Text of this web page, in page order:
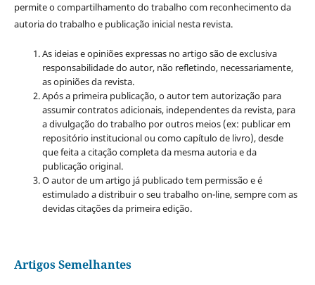
permite o compartilhamento do trabalho com reconhecimento da
autoria do trabalho e publicação inicial nesta revista.
As ideias e opiniões expressas no artigo são de exclusiva
responsabilidade do autor, não refletindo, necessariamente,
as opiniões da revista.
Após a primeira publicação, o autor tem autorização para
assumir contratos adicionais, independentes da revista, para
a divulgação do trabalho por outros meios (ex: publicar em
repositório institucional ou como capítulo de livro), desde
que feita a citação completa da mesma autoria e da
publicação original.
O autor de um artigo já publicado tem permissão e é
estimulado a distribuir o seu trabalho on-line, sempre com as
devidas citações da primeira edição.
Artigos Semelhantes